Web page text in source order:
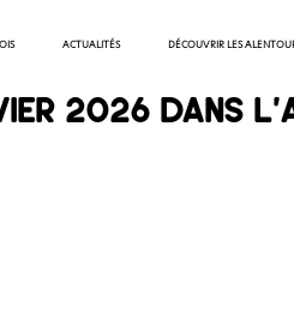
ACTUALITÉS DÉCOUVRIR LES
2026 dans